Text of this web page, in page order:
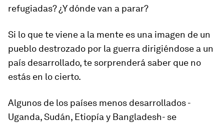
refugiadas? ¿Y dónde van a parar?
Si lo que te viene a la mente es una imagen de un
pueblo destrozado por la guerra dirigiéndose a un
país desarrollado, te sorprenderá saber que no
estás en lo cierto.
Algunos de los países menos desarrollados -
Uganda, Sudán, Etiopía y Bangladesh- se